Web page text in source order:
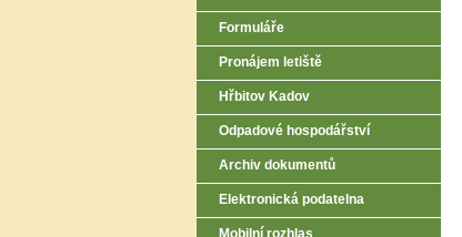
Formuláře
Pronájem letiště
Hřbitov Kadov
Odpadové hospodářství
Archiv dokumentů
Elektronická podatelna
Mobilní rozhlas